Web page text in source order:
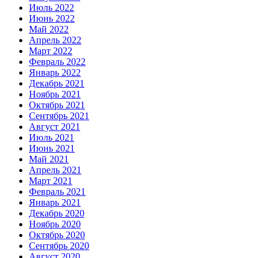
Июль 2022
Июнь 2022
Май 2022
Апрель 2022
Март 2022
Февраль 2022
Январь 2022
Декабрь 2021
Ноябрь 2021
Октябрь 2021
Сентябрь 2021
Август 2021
Июль 2021
Июнь 2021
Май 2021
Апрель 2021
Март 2021
Февраль 2021
Январь 2021
Декабрь 2020
Ноябрь 2020
Октябрь 2020
Сентябрь 2020